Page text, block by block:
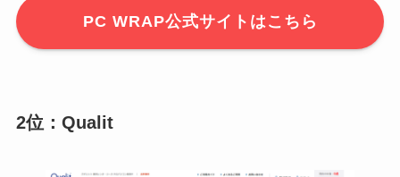
PC WRAP公式サイトはこちら
2位：Qualit